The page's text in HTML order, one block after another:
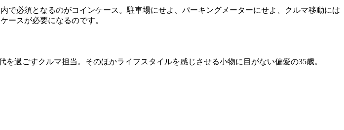
必須となるのがコインケース。駐車場にせよ、パーキングメーターにせよ、クルマ移動には
ースが必要になるのです。
過ごすクルマ担当。そのほかライフスタイルを感じさせる小物に目がない偏愛の35歳。